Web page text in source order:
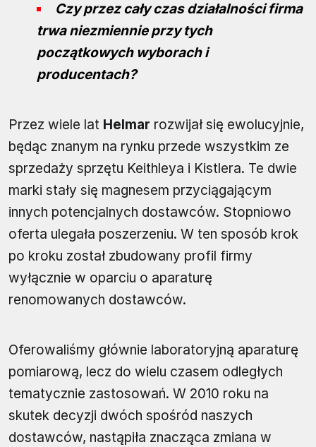
Czy przez cały czas działalności firma
trwa niezmiennie przy tych
początkowych wyborach i
producentach?
Przez wiele lat Helmar rozwijał się ewolucyjnie,
będąc znanym na rynku przede wszystkim ze
sprzedaży sprzętu Keithleya i Kistlera. Te dwie
marki stały się magnesem przyciągającym
innych potencjalnych dostawców. Stopniowo
oferta ulegała poszerzeniu. W ten sposób krok
po kroku został zbudowany profil firmy
wyłącznie w oparciu o aparaturę
renomowanych dostawców.
Oferowaliśmy głównie laboratoryjną aparaturę
pomiarową, lecz do wielu czasem odległych
tematycznie zastosowań. W 2010 roku na
skutek decyzji dwóch spośród naszych
dostawców, nastąpiła znacząca zmiana w